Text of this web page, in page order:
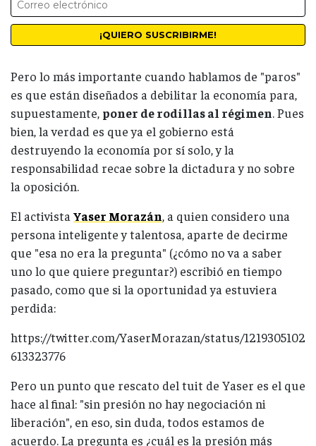
Pero lo más importante cuando hablamos de "paros"
es que están diseñados a debilitar la economía para,
supuestamente, poner de rodillas al régimen. Pues
bien, la verdad es que ya el gobierno está
destruyendo la economía por sí solo, y la
responsabilidad recae sobre la dictadura y no sobre
la oposición.
El activista Yaser Morazán, a quien considero una
persona inteligente y talentosa, aparte de decirme
que "esa no era la pregunta" (¿cómo no va a saber
uno lo que quiere preguntar?) escribió en tiempo
pasado, como que si la oportunidad ya estuviera
perdida:
https://twitter.com/YaserMorazan/status/1219305102
613323776
Pero un punto que rescato del tuit de Yaser es el que
hace al final: "sin presión no hay negociación ni
liberación", en eso, sin duda, todos estamos de
acuerdo. La pregunta es ¿cuál es la presión más